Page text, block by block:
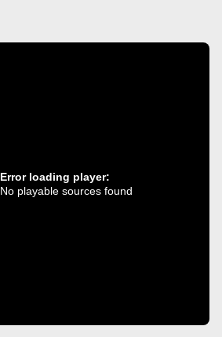
Error loading player:
No playable sources found